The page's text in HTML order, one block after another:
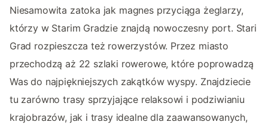
Niesamowita zatoka jak magnes przyciąga żeglarzy,
którzy w Starim Gradzie znajdą nowoczesny port. Stari
Grad rozpieszcza też rowerzystów. Przez miasto
przechodzą aż 22 szlaki rowerowe, które poprowadzą
Was do najpiękniejszych zakątków wyspy. Znajdziecie
tu zarówno trasy sprzyjające relaksowi i podziwianiu
krajobrazów, jak i trasy idealne dla zaawansowanych,